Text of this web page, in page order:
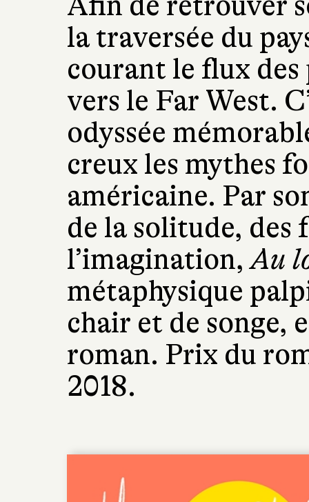
la traversée du
courant le flux
vers le Far West.
odyssée
creux les mythes
américaine. Par
de la solitude, des
l’imagination,Au
métaphysique
chair et de songe,
roman. Prix du
2018.